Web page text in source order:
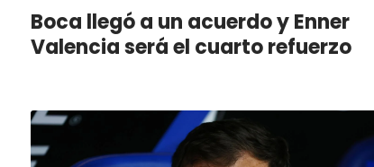
Boca llegó a un acuerdo y Enner
Valencia será el cuarto refuerzo